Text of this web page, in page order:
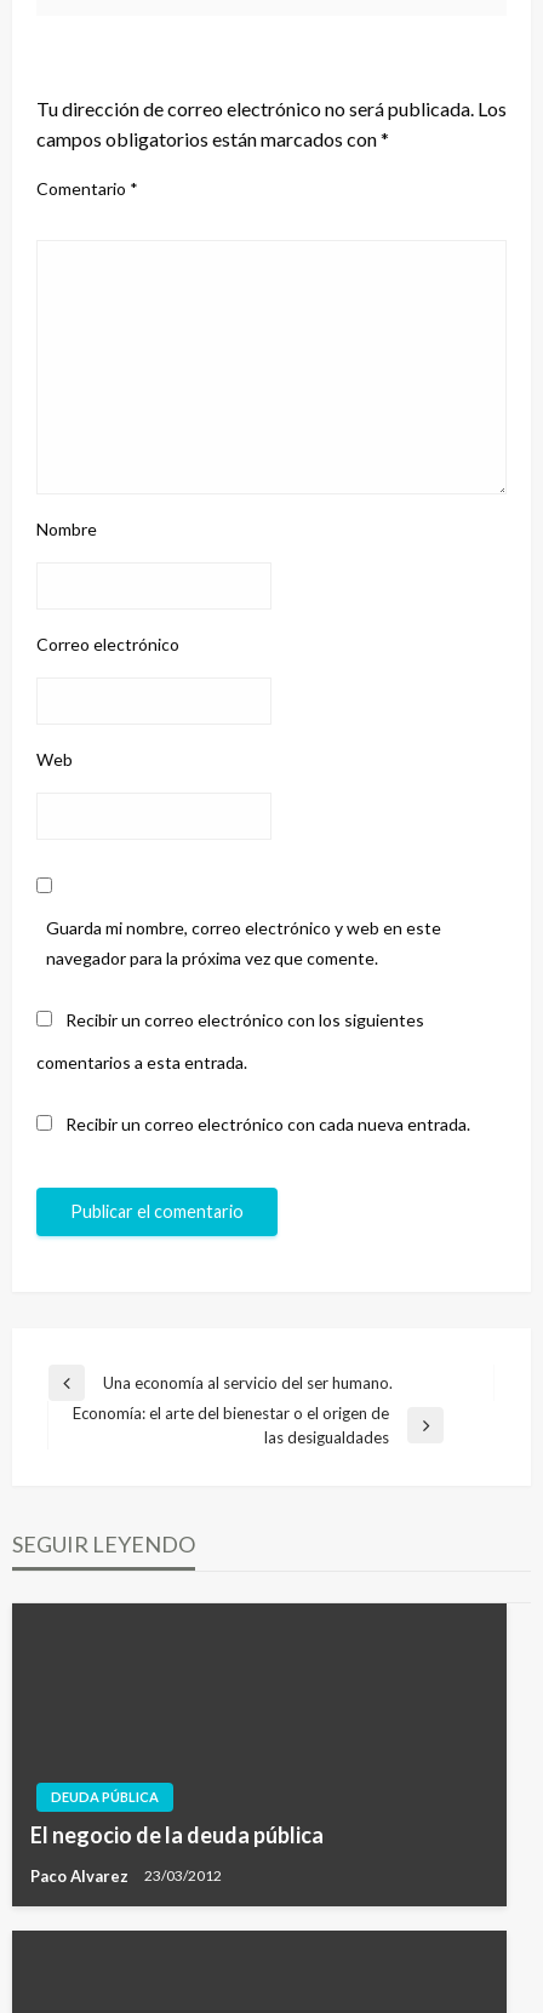
Tu dirección de correo electrónico no será publicada. Los
campos obligatorios están marcados con*
Comentario *
Nombre
Correo electrónico
Web
Guarda mi nombre, correo electrónico y web en este
navegador para la próxima vez que comente.
Recibir un correo electrónico con los siguientes
comentarios a esta entrada.
Recibir un correo electrónico con cada nueva entrada.
Navegación
de
Entrada
anterior
Una economía al servicio del ser humano.
Economía: el arte del bienestar o el origen de
las desigualdades
SEGUIR LEYENDO
DEUDA PÚBLICA
El negocio de la deuda pública
Paco Alvarez 23/03/2012